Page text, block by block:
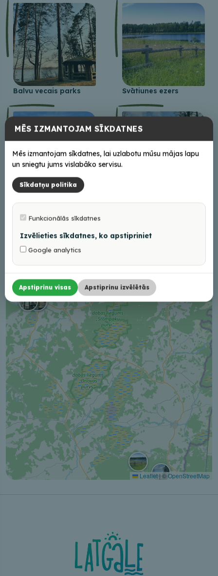
Balvu vecais parks Svātiunes ezers
→
−
Leaflet | ©OpenStreetMap
MĒS IZMANTOJAM SĪKDATNES
Mēs izmantojam sīkdatnes, lai uzlabotu mūsu mājas lapu
un sniegtu jums vislabāko servisu.
Sīkdatņu politika
Funkcionālās sīkdatnes
Izvēlieties sīkdatnes, ko apstipriniet
Google analytics
Apstiprinu visas Apstiprinu izvēlētās